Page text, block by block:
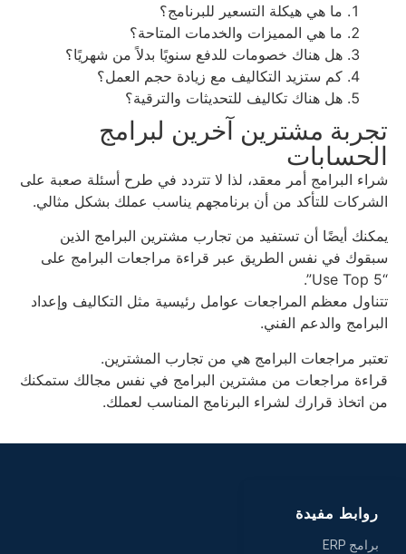
ما هي هيكلة التسعير للبرنامج؟
ما هي المميزات والخدمات المتاحة؟
هل هناك خصومات للدفع سنويًا بدلاً من شهريًا؟
كم ستزيد التكاليف مع زيادة حجم العمل؟
هل هناك تكاليف للتحديثات والترقية؟
تجربة مشترين آخرين لبرامج
الحسابات
شراء البرامج أمر معقد، لذا لا تتردد في طرح أسئلة صعبة على
الشركات للتأكد من أن برنامجهم يناسب عملك بشكل مثالي.
يمكنك أيضًا أن تستفيد من تجارب مشترين البرامج الذين
سبقوك في نفس الطريق عبر قراءة مراجعات البرامج على
“Use Top 5”.
تتناول معظم المراجعات عوامل رئيسية مثل التكاليف وإعداد
البرامج والدعم الفني.
تعتبر مراجعات البرامج هي من تجارب المشترين.
قراءة مراجعات من مشترين البرامج في نفس مجالك ستمكنك
من اتخاذ قرارك لشراء البرنامج المناسب لعملك.
روابط مفيدة
برامج ERP